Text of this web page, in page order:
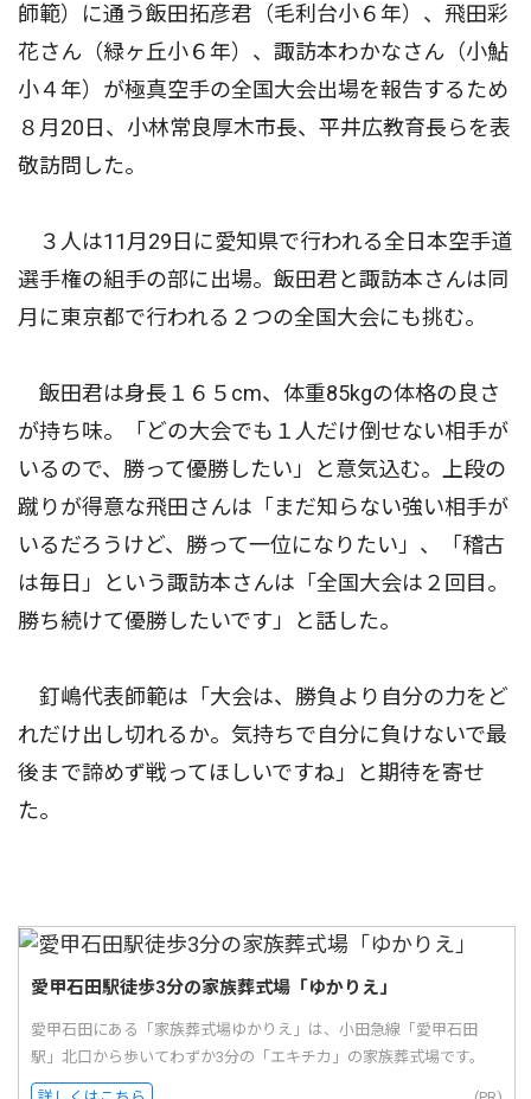
師範）に通う飯田拓彦君（毛利台小６年）、飛田彩
花さん（緑ヶ丘小６年）、諏訪本わかなさん（小鮎
小４年）が極真空手の全国大会出場を報告するため
８月20日、小林常良厚木市長、平井広教育長らを表
敬訪問した。
３人は11月29日に愛知県で行われる全日本空手道
選手権の組手の部に出場。飯田君と諏訪本さんは同
月に東京都で行われる２つの全国大会にも挑む。
飯田君は身長１６５cm、体重85kgの体格の良さ
が持ち味。「どの大会でも１人だけ倒せない相手が
いるので、勝って優勝したい」と意気込む。上段の
蹴りが得意な飛田さんは「まだ知らない強い相手が
いるだろうけど、勝って一位になりたい」、「稽古
は毎日」という諏訪本さんは「全国大会は２回目。
勝ち続けて優勝したいです」と話した。
釘嶋代表師範は「大会は、勝負より自分の力をど
れだけ出し切れるか。気持ちで自分に負けないで最
後まで諦めず戦ってほしいですね」と期待を寄せ
た。
愛甲石田駅徒歩3分の家族葬式場「ゆかりえ」
愛甲石田にある「家族葬式場ゆかりえ」は、小田急線「愛甲石田
駅」北口から歩いてわずか3分の「エキチカ」の家族葬式場です。